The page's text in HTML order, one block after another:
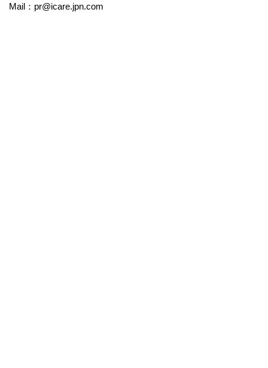
Mail：pr@icare.jpn.com